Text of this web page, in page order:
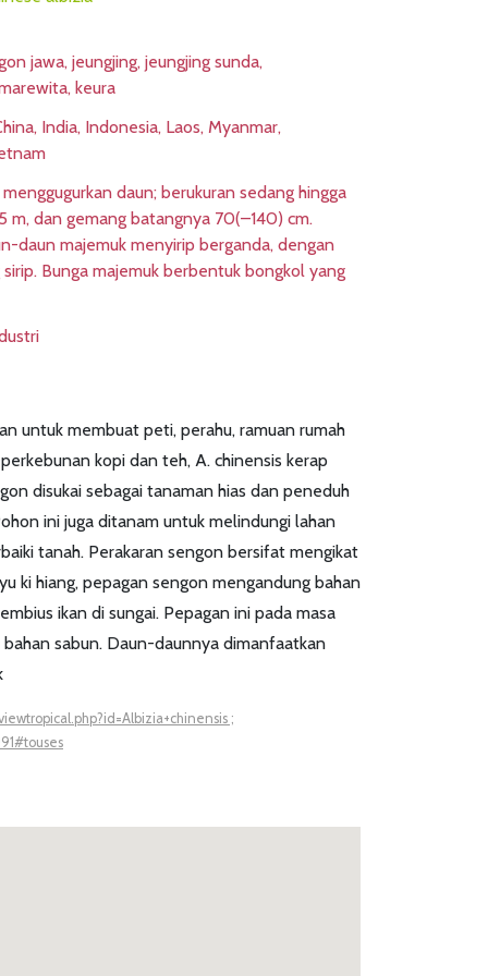
jawa, jeungjing, jeungjing sunda,
keura
India, Indonesia, Laos, Myanmar,
daun; berukuran sedang hingga
m, dan gemang batangnya 70(–140) cm.
daun majemuk menyirip berganda, dengan
sirip. Bunga majemuk berbentuk bongkol yang
untuk membuat peti, perahu, ramuan rumah
kopi dan teh, A. chinensis kerap
disukai sebagai tanaman hias dan peneduh
ini juga ditanam untuk melindungi lahan
tanah. Perakaran sengon bersifat mengikat
ki hiang, pepagan sengon mengandung bahan
ikan di sungai. Pepagan ini pada masa
sabun. Daun-daunnya dimanfaatkan
;